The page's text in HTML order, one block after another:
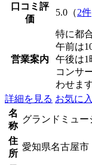
口コミ評
価
5.0（2件
営業案内
特に都
午前は
午後は1
コンサ
わせます
詳細を見る お気に
名
称
グランドミュ
住
所
愛知県名古屋市